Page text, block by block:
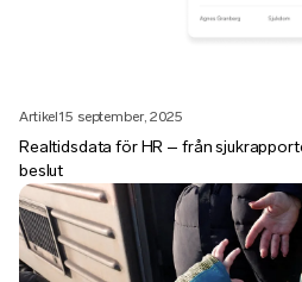
Artikel15 september, 2025
Realtidsdata för HR – från
beslut